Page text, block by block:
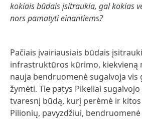
kokiais būdais įsitraukia, gal kokias
nors pamatyti einantiems?
Pačiais įvairiausiais būdais
infrastruktūros kūrimo, kiekvieną
nauja bendruomenė sugalvoja vis
žymėti. Tie patys Pikeliai
tvaresnį būdą, kurį perėmė ir
Pilionių, pavyzdžiui,